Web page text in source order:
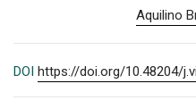
Aquilino
DOI https://doi.org/10.48204/